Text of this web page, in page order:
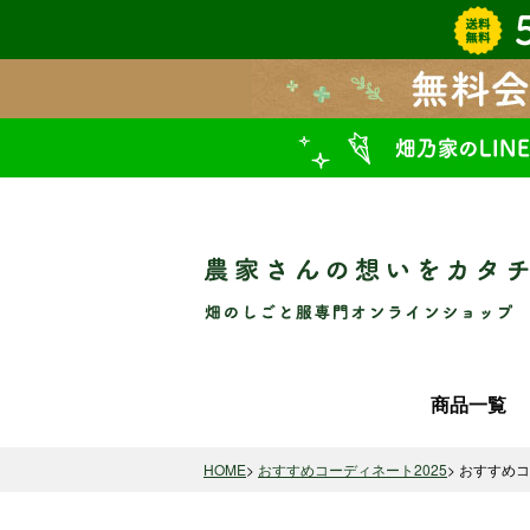
商品一覧
HOME おすすめコーディネート2025 おすすめ